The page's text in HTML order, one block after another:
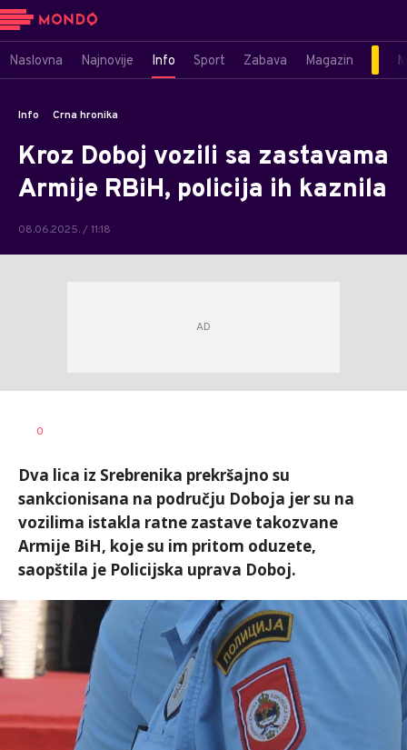
Naslovna Najnovije Info Sport Zabava Magazin
Info Crna hronika
Kroz Doboj vozili sa zastavama
Armije RBiH, policija ih kaznila
08.06.2025. / 11:18
AUTOR
0
Dva lica iz Srebrenika prekršajno su
sankcionisana na području Doboja jer su na
vozilima istakla ratne zastave takozvane
Armije BiH, koje su im pritom oduzete,
saopštila je Policijska uprava Doboj.